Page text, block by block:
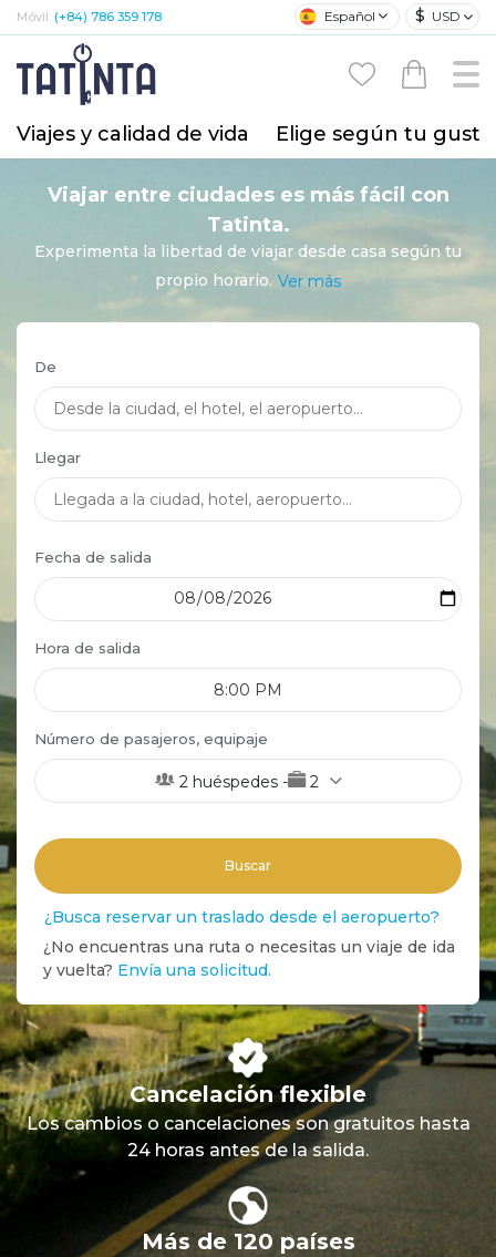
Móvil: (+84) 786 359 178 Español $ USD
Viajes y calidad de vida Elige según tu
Viajar entre ciudades es más fácil con
Tatinta.
Experimenta la libertad de viajar desde casa según tu
propio horario. Ver más
De
Llegar
Fecha de salida
Hora de salida
Número de pasajeros, equipaje
2 huéspedes - 2
Buscar
¿Busca reservar un traslado desde el aeropuerto?
¿No encuentras una ruta o necesitas un viaje de ida
y vuelta? Envía una solicitud.
Cancelación flexible
Los cambios o cancelaciones son gratuitos hasta
24 horas antes de la salida.
Más de 120 países